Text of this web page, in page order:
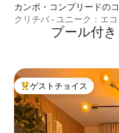
カンポ・コンプリードの
クリチバ - ユニーク：エ
プール付
大好評のゲストチョイス
ゲストチョイス